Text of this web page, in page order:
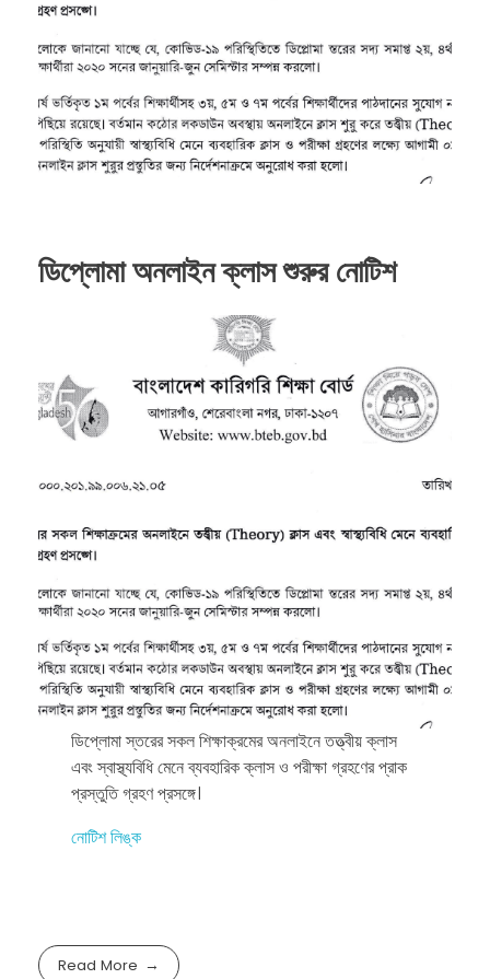
ডিপ্লোমা অনলাইন ক্লাস শুরুর নোটিশ
ডিপ্লোমা স্তরের সকল শিক্ষাক্রমের অনলাইনে তত্ত্বীয় ক্লাস
এবং স্বাস্থ্যবিধি মেনে ব্যবহারিক ক্লাস ও পরীক্ষা গ্রহণের প্রাক
প্রস্তুতি গ্রহণ প্রসঙ্গে।
নোটিশ লিঙ্ক
Read More